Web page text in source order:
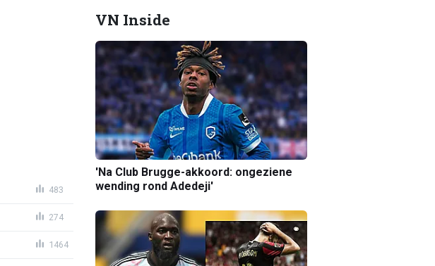
483
274
1464
VN Inside
'Na Club Brugge-akkoord: ongeziene
wending rond Adedeji'